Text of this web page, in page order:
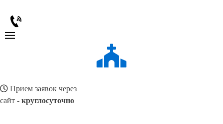
Прием заявок через
сайт - круглосуточно